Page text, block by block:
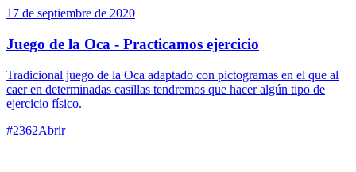
17 de septiembre de 2020
Juego de la Oca - Practicamos ejercicio
Tradicional juego de la Oca adaptado con pictogramas en el que al
caer en determinadas casillas tendremos que hacer algún tipo de
ejercicio físico.
#2362Abrir